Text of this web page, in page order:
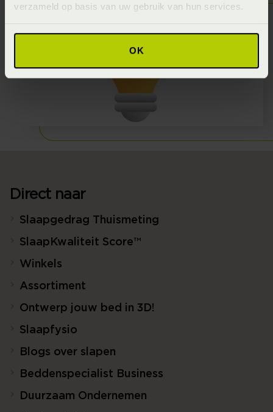
verzameld op basis van uw gebruik van hun services.
OK
Direct naar
Slaapgedrag Thuismeting
SlaapKwaliteit Score™
Winkels
Assortiment
Ontwerp jouw bed in 3D!
Slaapfysio
Blogs over slapen
Beddenspecialist Business
Duurzaam Ondernemen